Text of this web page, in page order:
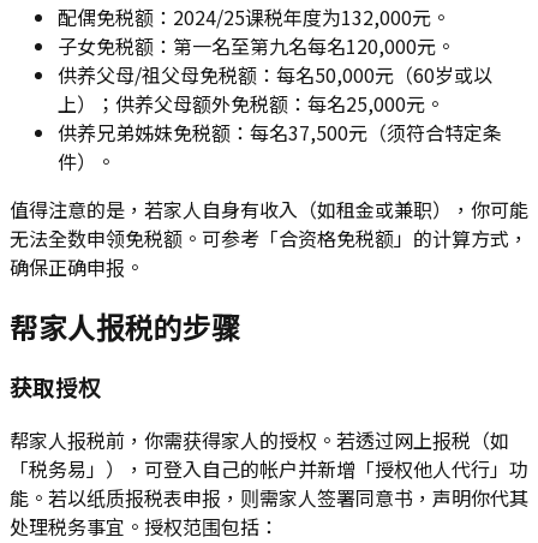
配偶免税额：2024/25课税年度为132,000元。
子女免税额：第一名至第九名每名120,000元。
供养父母/祖父母免税额：每名50,000元（60岁或以
上）；供养父母额外免税额：每名25,000元。
供养兄弟姊妹免税额：每名37,500元（须符合特定条
件）。
值得注意的是，若家人自身有收入（如租金或兼职），你可能
无法全数申领免税额。可参考「合资格免税额」的计算方式，
确保正确申报。
帮家人报税的步骤
获取授权
帮家人报税前，你需获得家人的授权。若透过网上报税（如
「税务易」），可登入自己的帐户并新增「授权他人代行」功
能。若以纸质报税表申报，则需家人签署同意书，声明你代其
处理税务事宜。授权范围包括：